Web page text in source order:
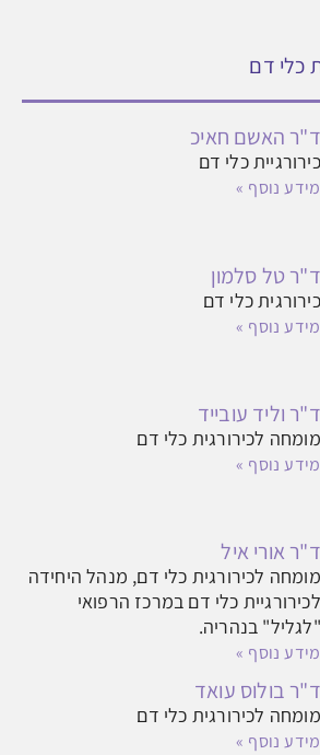
כלי דם
ד"ר האשם חאיכ
כירורגיית כלי דם
מידע נוסף »
ד"ר טל סלמון
כירורגית כלי דם
מידע נוסף »
ד"ר וליד עובייד
מומחה לכירורגית כלי דם
מידע נוסף »
ד"ר אורי איל
מומחה לכירורגית כלי דם, מנהל היחידה
לכירורגיית כלי דם במרכז הרפואי
"לגליל" בנהריה.
מידע נוסף »
ד"ר בולוס עואד
מומחה לכירורגית כלי דם
מידע נוסף »